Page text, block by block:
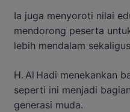
Ia juga menyoroti nilai
mendorong peserta
lebih mendalam
H. Al Hadi menekankan
seperti ini menjadi
generasi muda.